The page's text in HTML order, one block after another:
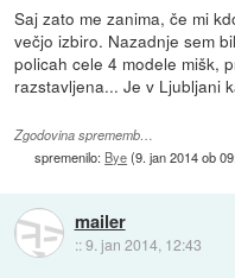
Saj zato me zanima, če mi
večjo izbiro. Nazadnje sem
policah cele 4 modele mišk,
razstavljena... Je v Ljubljani
Zgodovina sprememb…
spremenilo: Bye(9. jan 2014 ob
mailer
::9. jan 2014, 12:43